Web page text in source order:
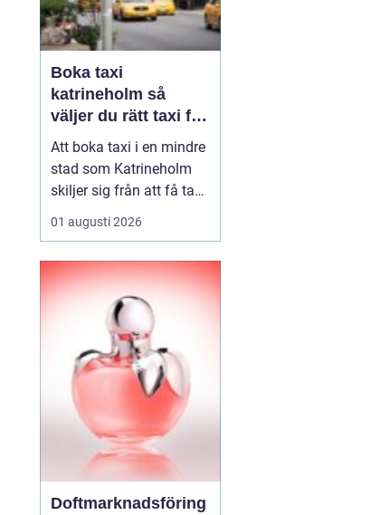
Boka taxi
katrineholm så
väljer du rätt taxi för
trygga resor
Att boka taxi i en mindre
stad som Katrineholm
skiljer sig från att få tag
på bil i en storstad.
Utbudet är mer
skillnaden mellan olika
bolag kan vara tydlig.
Den som söker efter
Boka Taxi K...
01 augusti 2026
Doftmarknadsföring